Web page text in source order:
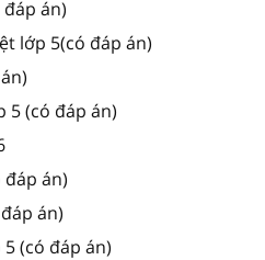
án)
lớp 5(có đáp án)
5 (có đáp án)
án)
án)
(có đáp án)